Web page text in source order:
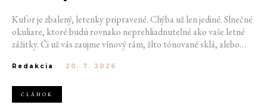
Kufor je zbalený, letenky pripravené. Chýba už len jediné. Slnečné
okuliare, ktoré budú rovnako neprehliadnuteľné ako vaše letné
zážitky. Či už vás zaujme vínový rám, žlto tónované sklá, alebo
nájdete svoj vysnívaný pár. Pretože správne zvolený doplnok nie je
look.
Redakcia - 20. 7. 2026
ČLÁNOK